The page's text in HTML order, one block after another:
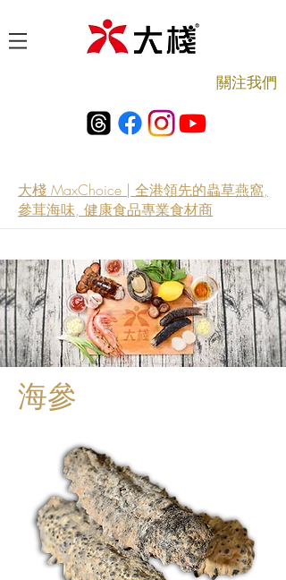
​關注我們
大棧 MaxChoice | 全港領先的蟲草燕窩,
參茸海味, 健康食品專業食材商
海參